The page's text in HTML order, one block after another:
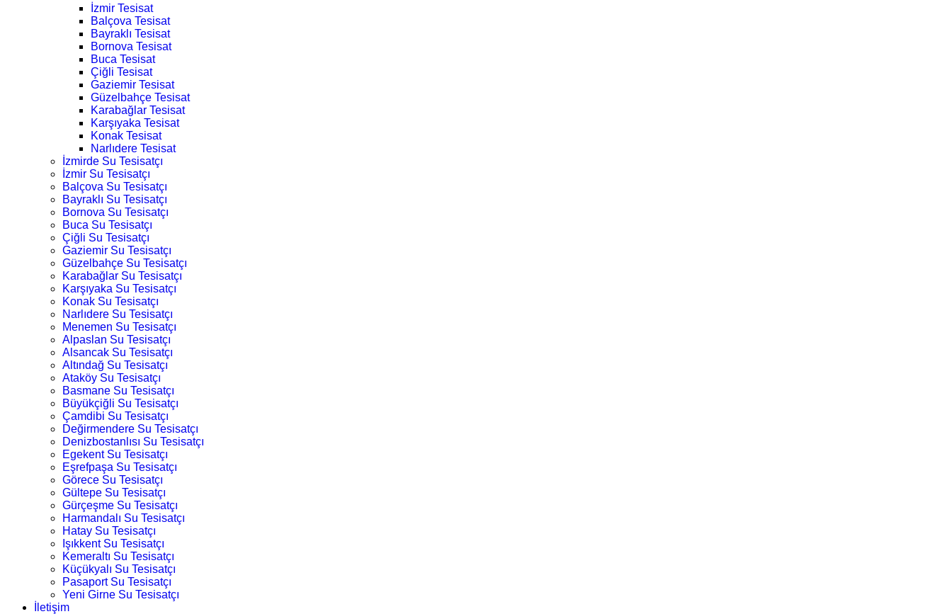
İzmir Tesisat
Balçova Tesisat
Bayraklı Tesisat
Bornova Tesisat
Buca Tesisat
Çiğli Tesisat
Gaziemir Tesisat
Güzelbahçe Tesisat
Karabağlar Tesisat
Karşıyaka Tesisat
Konak Tesisat
Narlıdere Tesisat
İzmirde Su Tesisatçı
İzmir Su Tesisatçı
Balçova Su Tesisatçı
Bayraklı Su Tesisatçı
Bornova Su Tesisatçı
Buca Su Tesisatçı
Çiğli Su Tesisatçı
Gaziemir Su Tesisatçı
Güzelbahçe Su Tesisatçı
Karabağlar Su Tesisatçı
Karşıyaka Su Tesisatçı
Konak Su Tesisatçı
Narlıdere Su Tesisatçı
Menemen Su Tesisatçı
Alpaslan Su Tesisatçı
Alsancak Su Tesisatçı
Altındağ Su Tesisatçı
Ataköy Su Tesisatçı
Basmane Su Tesisatçı
Büyükçiğli Su Tesisatçı
Çamdibi Su Tesisatçı
Değirmendere Su Tesisatçı
Denizbostanlısı Su Tesisatçı
Egekent Su Tesisatçı
Eşrefpaşa Su Tesisatçı
Görece Su Tesisatçı
Gültepe Su Tesisatçı
Gürçeşme Su Tesisatçı
Harmandalı Su Tesisatçı
Hatay Su Tesisatçı
Işıkkent Su Tesisatçı
Kemeraltı Su Tesisatçı
Küçükyalı Su Tesisatçı
Pasaport Su Tesisatçı
Yeni Girne Su Tesisatçı
İletişim